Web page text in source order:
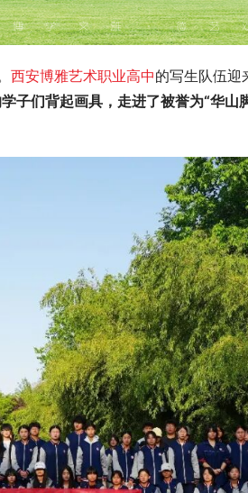
西安博雅艺术职业高中的写生队伍迎
子们背起画具，走进了被誉为“华山